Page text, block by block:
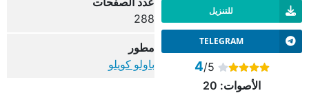
للتنزيل
TELEGRAM
4/5
الأصوات: 20
288
مطور
باولو كويلو